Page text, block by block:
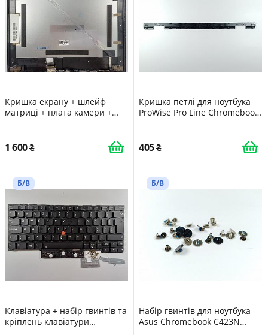
Кришка екрану + шлейф
матриці + плата камери +
ноутбука Asus Chromebook
CM3200FV 4711081140740
1 600
Кришка петлі для ноутбука
ProWise Pro Line Chromebook
405
Б/В
Клавіатура + набір гвинтів та
кріплень клавіатури
Б/В
Набір гвинтів для ноутбука
Asus Chromebook C423N